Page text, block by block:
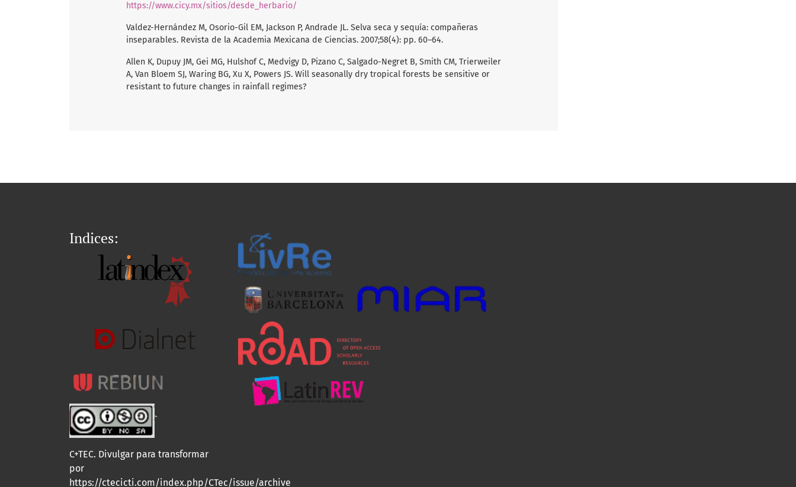
https://www.cicy.mx/sitios/desde_herbario/
Valdez-Hernández M, Osorio-Gil EM, Jackson P, Andrade JL. Selva seca y sequía: compañeras
inseparables. Revista de la Academia Mexicana de Ciencias. 2007;58(4): pp. 60–64.
Allen K, Dupuy JM, Gei MG, Hulshof C, Medvigy D, Pizano C, Salgado-Negret B, Smith CM, Trierweiler
A, Van Bloem SJ, Waring BG, Xu X, Powers JS. Will seasonally dry tropical forests be sensitive or
resistant to future changes in rainfall regimes?
Indices:
`
C+TEC. Divulgar para transformar
por
https://ctecicti.com/index.php/CTec/issue/archive